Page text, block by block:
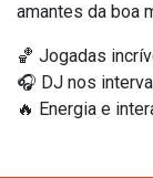
amantes da boa
🏀 Jogadas
🎧 DJ nos
🔥 Energia e